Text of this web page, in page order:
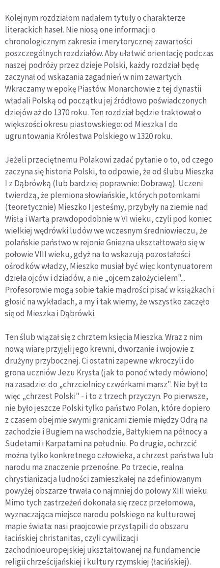
Kolejnym rozdziałom nadałem tytuły o charakterze
literackich haseł. Nie niosą one informacji o
chronologicznym zakresie i merytorycznej zawartości
poszczególnych rozdziałów. Aby ułatwić orientację podczas
naszej podróży przez dzieje Polski, każdy rozdział będę
zaczynał od wskazania zagadnień w nim zawartych.
Wkraczamy w epokę Piastów. Monarchowie z tej dynastii
władali Polską od początku jej źródłowo poświadczonych
dziejów aż do 1370 roku. Ten rozdział będzie traktował o
większości okresu piastowskiego: od Mieszka I do
ugruntowania Królestwa Polskiego w 1320 roku.
Jeżeli przeciętnemu Polakowi zadać pytanie o to, od czego
zaczyna się historia Polski, to odpowie, że od ślubu Mieszka
I z Dąbrówką (lub bardziej poprawnie: Dobrawą). Uczeni
twierdzą, że plemiona słowiańskie, których potomkami
(teoretycznie) Mieszko I jesteśmy, przybyły na ziemie nad
Wisłą i Wartą prawdopodobnie w VI wieku, czyli pod koniec
wielkiej wędrówki ludów we wczesnym średniowieczu, że
polańskie państwo w rejonie Gniezna ukształtowało się w
połowie VIII wieku, gdyż na to wskazują pozostałości
ośrodków władzy, Mieszko musiał być więc kontynuatorem
dzieła ojców i dziadów, a nie „ojcem założycielem"...
Profesorowie mogą sobie takie mądrości pisać w książkach i
głosić na wykładach, a my i tak wiemy, że wszystko zaczęło
się od Mieszka i Dąbrówki.
Ten ślub wiązał się z chrztem księcia Mieszka. Wraz z nim
nową wiarę przyjęli jego krewni, dworzanie i wojowie z
drużyny przybocznej. Ci ostatni zapewne wkroczyli do
grona uczniów Jezu Krysta (jak to ponoć wtedy mówiono)
na zasadzie: do „chrzcielnicy czwórkami marsz". Nie był to
więc „chrzest Polski" - i to z trzech przyczyn. Po pierwsze,
nie było jeszcze Polski tylko państwo Polan, które dopiero
z czasem obejmie swymi granicami ziemie między Odrą na
zachodzie i Bugiem na wschodzie, Bałtykiem na północy a
Sudetami i Karpatami na południu. Po drugie, ochrzcić
można tylko konkretnego człowieka, a chrzest państwa lub
narodu ma znaczenie przenośne. Po trzecie, realna
chrystianizacja ludności zamieszkałej na zdefiniowanym
powyżej obszarze trwała co najmniej do połowy XIII wieku.
Mimo tych zastrzeżeń dokonała się rzecz przełomowa,
wyznaczająca miejsce narodu polskiego na kulturowej
mapie świata: nasi praojcowie przystąpili do obszaru
łacińskiej christanitas,czyli cywilizacji
zachodnioeuropejskiej ukształtowanej na fundamencie
religii chrześcijańskiej i kultury rzymskiej (łacińskiej).